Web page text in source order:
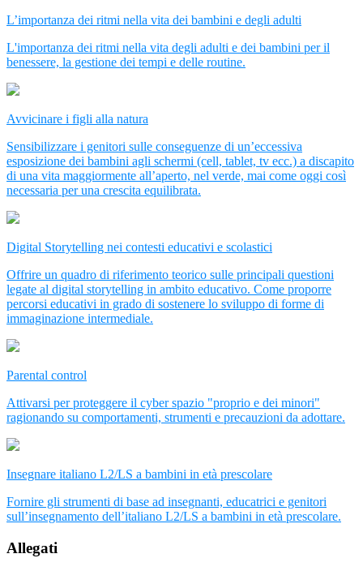
L’importanza dei ritmi nella vita dei bambini e degli adulti
L'importanza dei ritmi nella vita degli adulti e dei bambini per il
benessere, la gestione dei tempi e delle routine.
Avvicinare i figli alla natura
Sensibilizzare i genitori sulle conseguenze di un’eccessiva
esposizione dei bambini agli schermi (cell, tablet, tv ecc.) a discapito
di una vita maggiormente all’aperto, nel verde, mai come oggi così
necessaria per una crescita equilibrata.
Digital Storytelling nei contesti educativi e scolastici
Offrire un quadro di riferimento teorico sulle principali questioni
legate al digital storytelling in ambito educativo. Come proporre
percorsi educativi in grado di sostenere lo sviluppo di forme di
immaginazione intermediale.
Parental control
Attivarsi per proteggere il cyber spazio "proprio e dei minori"
ragionando su comportamenti, strumenti e precauzioni da adottare.
Insegnare italiano L2/LS a bambini in età prescolare
Fornire gli strumenti di base ad insegnanti, educatrici e genitori
sull’insegnamento dell’italiano L2/LS a bambini in età prescolare.
Allegati